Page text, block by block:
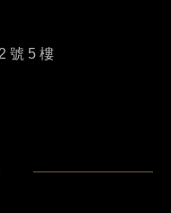
號 5 樓